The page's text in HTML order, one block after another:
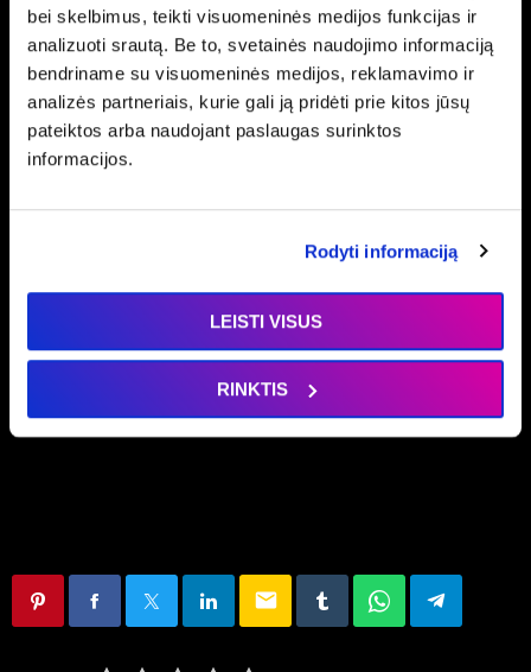
bei skelbimus, teikti visuomeninės medijos funkcijas ir
analizuoti srautą. Be to, svetainės naudojimo informaciją
bendriname su visuomeninės medijos, reklamavimo ir
analizės partneriais, kurie gali ją pridėti prie kitos jūsų
pateiktos arba naudojant paslaugas surinktos
informacijos.
Rodyti informaciją
LEISTI VISUS
RINKTIS
LUKAS GUNTULIS
email